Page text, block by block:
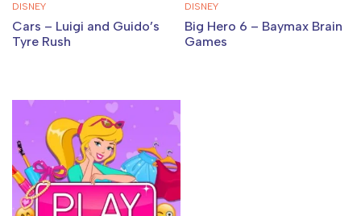
DISNEY
Cars – Luigi and Guido’s
Tyre Rush
DISNEY
Big Hero 6 – Baymax Brain
Games